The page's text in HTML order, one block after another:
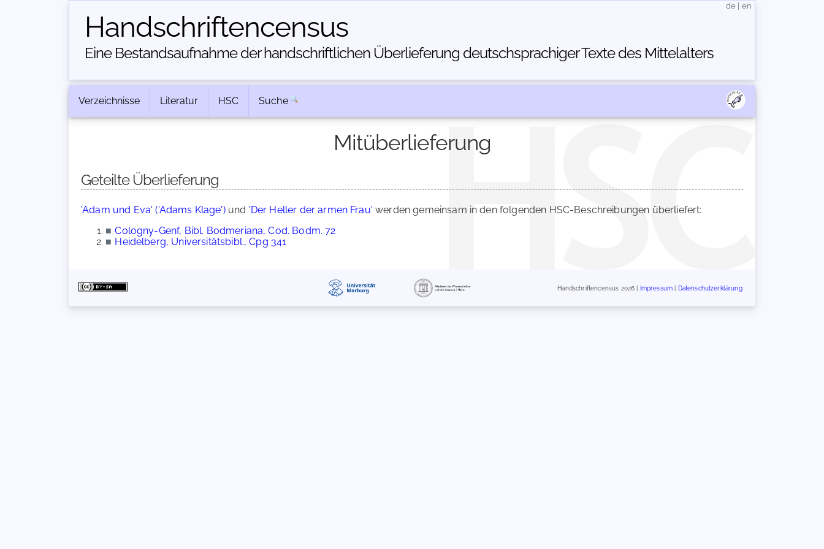
Handschriften­census
Eine Bestandsaufnahme der handschriftlichen Über­lieferung deutschsprachiger Texte des Mittelalters
de en
Verzeichnisse Literatur HSC Suche
Mitüberlieferung
Geteilte Überlieferung
'Adam und Eva' ('Adams Klage')und 'Der Heller der armen Frau' werden gemeinsam in den folgenden HSC-Beschreibungen überliefert:
■ Cologny-Genf, Bibl. Bodmeriana, Cod. Bodm. 72
■ Heidelberg, Universitätsbibl., Cpg 341
Handschriftencensus 2026 | Impressum Datenschutzerklärung